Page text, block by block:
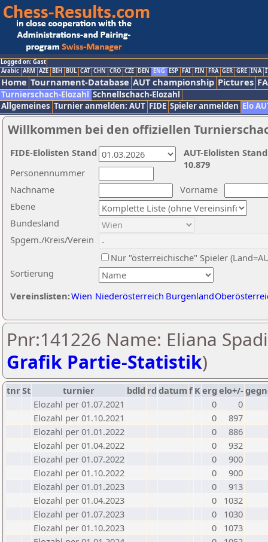
Logged on: Gast
Arabic ARM AZE BIH BUL CAT CHN CRO CZE DEN ENG ESP FAI FIN FRA GER GRE INA
Home Tournament-Database AUT championship Pictures
Turnierschach-Elozahl Schnellschach-Elozahl
Allgemeines Turnier anmelden: AUT FIDE Spieler anmelden Elo
Willkommen bei den offiziellen
Nachname
Vorname
Ebene
Sortierung
Personennummer
Bundesland
Spgem./Kreis/Verein
Nur "österreichische" Spieler
Vereinslisten:Wien Niederösterreich Burgenland
AUT-Elolisten
10.879
FIDE-Elolisten Stand
Pnr:141226 Name: Eliana
Grafik Partie-Statistik)
tnrSt turnier bdld rd datumf Kerg elo+/-
Elozahl per 01.07.2021
0
0
Elozahl per 01.10.2021
0
897
Elozahl per 01.01.2022
0
886
Elozahl per 01.04.2022
0
932
Elozahl per 01.07.2022
0
900
Elozahl per 01.10.2022
0
900
Elozahl per 01.01.2023
0
913
Elozahl per 01.04.2023
0
1032
Elozahl per 01.07.2023
0
1030
Elozahl per 01.10.2023
0
1073